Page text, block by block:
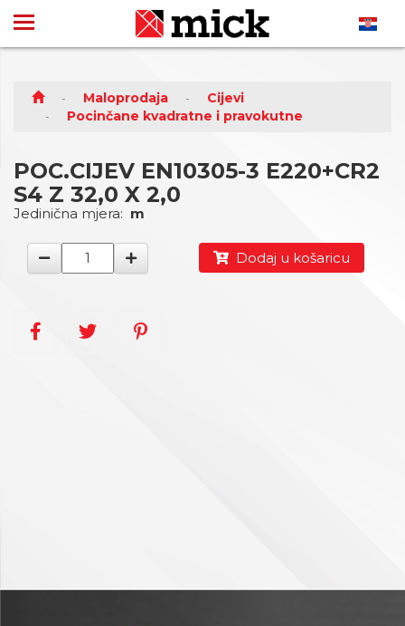
Maloprodaja
Cijevi
Pocinčane kvadratne i pravokutne
POC.CIJEV EN10305-3 E220+CR2
S4 Z 32,0 X 2,0
Jedinična mjera: m
Dodaj u košaricu